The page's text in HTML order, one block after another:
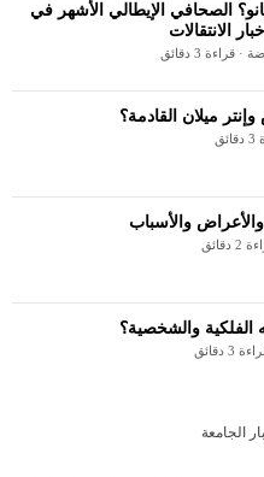
الصحافي الإيطالي الأشهر في
أخبار الانتقالات
· قراءة 3 دقائق
ميلان القادمة؟
والأسباب
الفلكية والشخصية؟
دقائق
الجامعة